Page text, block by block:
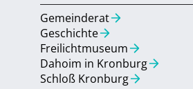
Gemeinderat
Geschichte
Freilichtmuseum
Dahoim in Kronburg
Schloß Kronburg